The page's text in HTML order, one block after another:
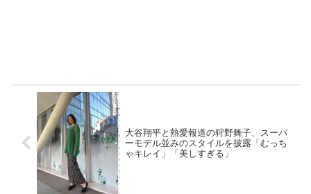
大谷翔平と熱愛報道の狩野舞子、スーパ
ーモデル並みのスタイルを披露「むっち
ゃキレイ」「美しすぎる」